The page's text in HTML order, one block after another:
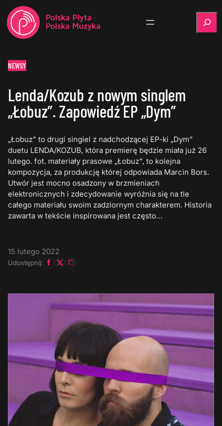
NEWSY
Lenda/Kozub z nowym singlem
„Łobuz”. Zapowiedź EP „Dym”
„Łobuz” to drugi singiel z nadchodzącej EP-ki „Dym”
duetu LENDA/KOZUB, która premierę będzie miała już 26
lutego. fot. materiały prasowe „Łobuz”, to kolejna
kompozycja, za produkcję której odpowiada Marcin Bors.
Utwór jest mocno osadzony w brzmieniach
elektronicznych i zdecydowanie wyróżnia się na tle
całego materiału swoim zadziornym charakterem. Historia
zawarta w tekście inspirowana jest często…
15 lutego 2022
Udostępnij: